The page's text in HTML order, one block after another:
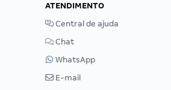
ATENDIMENTO
Central de ajuda
Chat
WhatsApp
E-mail